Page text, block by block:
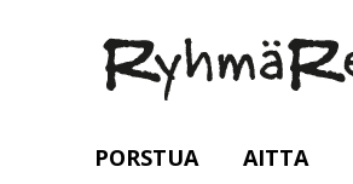
PORSTUA AITTA